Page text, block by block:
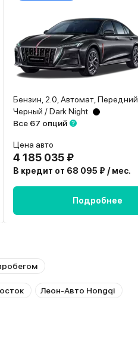
Бензин, 2.0, Автомат, Передний,
Черный / Dark Night
Все 67 опций
Цена авто
4 185 035 ₽
В кредит от 68 095 ₽ / мес.
Подробнее
Леон-Авто Hongqi